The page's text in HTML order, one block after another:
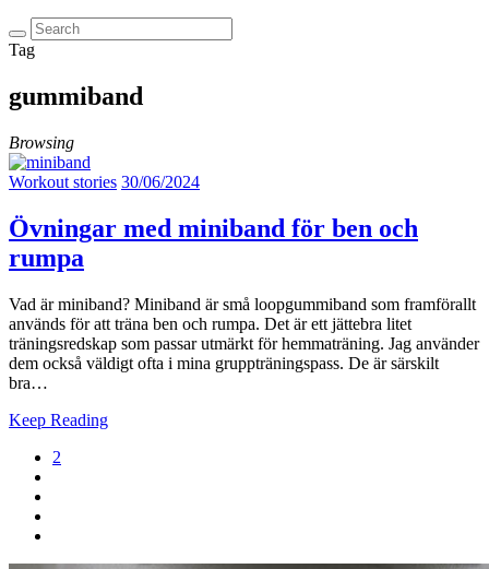
Tag
gummiband
Browsing
Workout stories 30/06/2024
Övningar med miniband för ben och
rumpa
Vad är miniband? Miniband är små loopgummiband som framförallt
används för att träna ben och rumpa. Det är ett jättebra litet
träningsredskap som passar utmärkt för hemmaträning. Jag använder
dem också väldigt ofta i mina gruppträningspass. De är särskilt
bra…
Keep Reading
2